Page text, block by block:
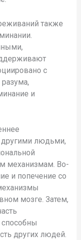
также
с
и
другими людьми,
механизмам. Во-
и попечение со
мозге. Затем,
других людей.